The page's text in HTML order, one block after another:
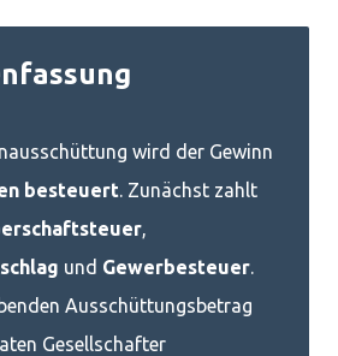
wird der Gewinn
besteuert. Zunächst zahlt
,
und Gewerbesteuer.
Ausschüttungsbetrag
Gesellschafter